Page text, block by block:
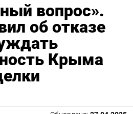
вопрос».
об отказе
Крыма